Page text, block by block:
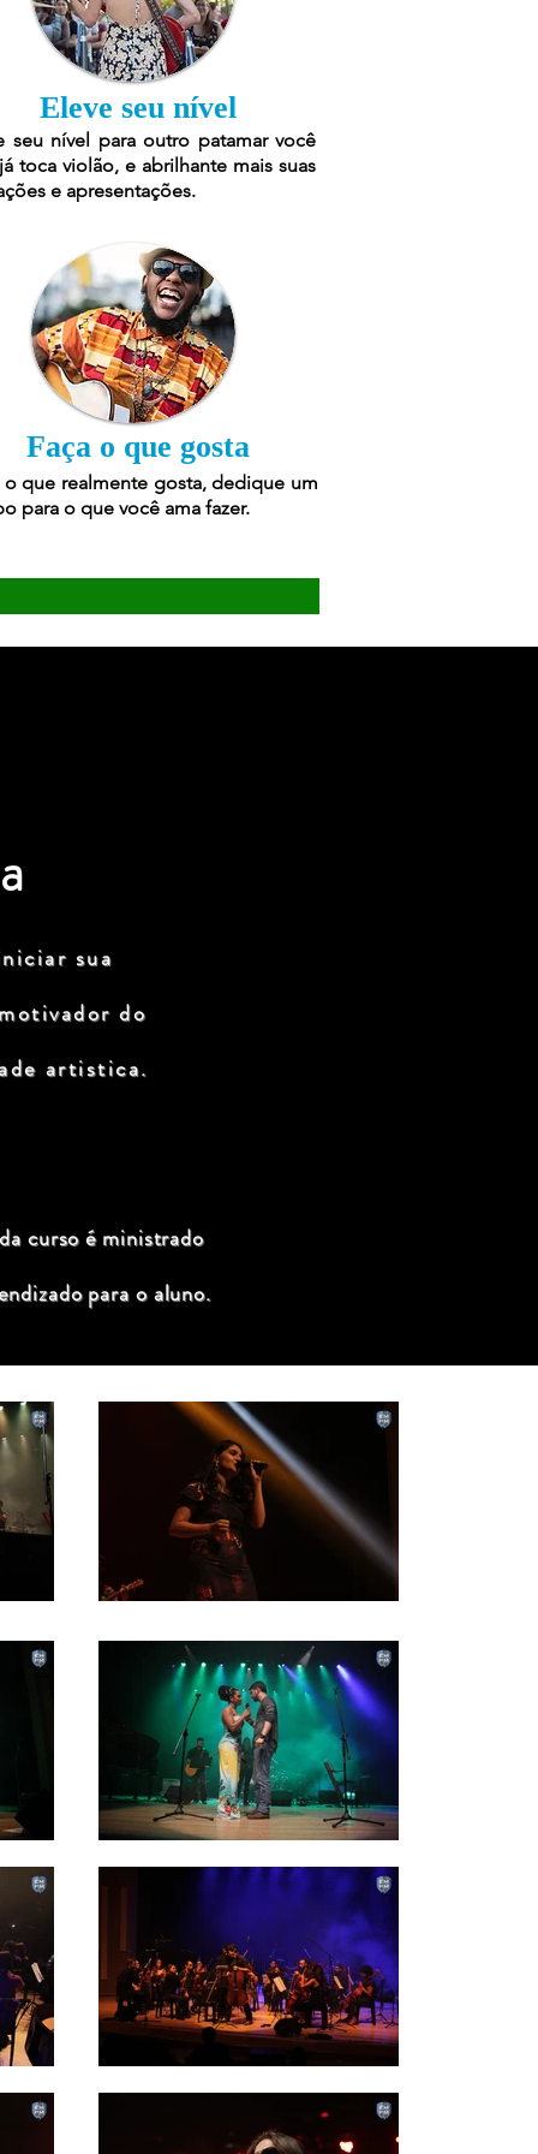
Eleve seu nível
seu nível para outro patamar você
toca violão, e abrilhante mais suas
e apresentações.
Faça o que gosta
o que realmente gosta, dedique um
para o que você ama fazer.
sua
do
artistica.
curso é ministrado
para o aluno.